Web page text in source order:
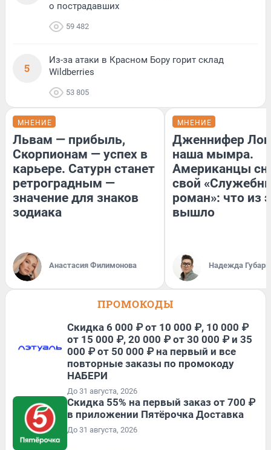
о пострадавших
59 482
5
Из-за атаки в Красном Бору горит склад
Wildberries
53 805
МНЕНИЕ
Львам — прибыль,
Скорпионам — успех в
карьере. Сатурн станет
ретроградным —
значение для знаков
зодиака
Анастасия Филимонова
МНЕНИЕ
Дженнифер
наша мымра.
Американцы
свой
роман»: что из
вышло
Надежда Губарь
ПРОМОКОДЫ
Скидка 6 000 ₽ от 10 000 ₽, 10 000 ₽
от 15 000 ₽, 20 000 ₽ от 30 000 ₽ и 35
000 ₽ от 50 000 ₽ на первый и все
повторные заказы по промокоду
НАБЕРИ
До 31 августа, 2026
Скидка 55% на первый заказ от 700 ₽
в приложении Пятёрочка Доставка
До 31 августа, 2026